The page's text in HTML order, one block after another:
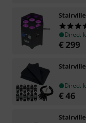
Stairville
Direct
€ 299
Stairville
Direct
€46
Stairville